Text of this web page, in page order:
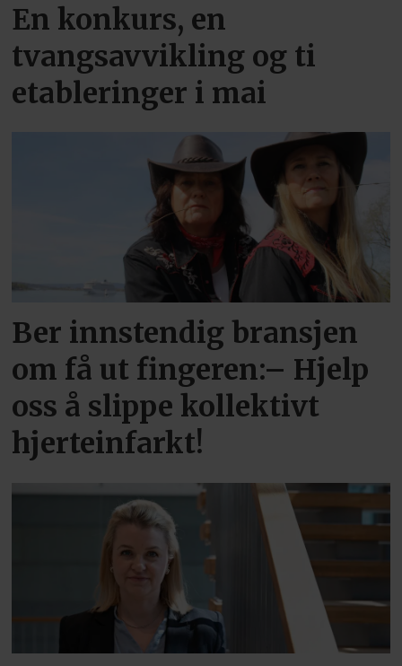
En konkurs, en
tvangsavvikling og ti
etableringer i mai
Ber innstendig bransjen
om få ut fingeren:– Hjelp
oss å slippe kollektivt
hjerteinfarkt!